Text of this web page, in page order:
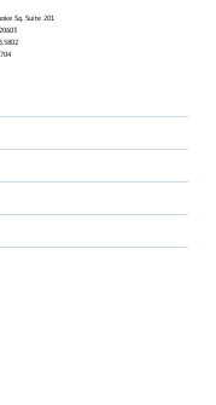
Sq. Suite 201